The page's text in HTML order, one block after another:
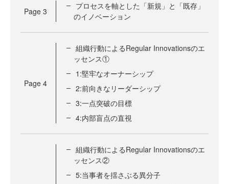
Page 3
プロセスを軸とした「新規」と「既存」
のイノベーション
Page 4
組織行動によるRegular Innovationsのエ
ッセンス①
1:堅牢なオーナーシップ
2:前向きなリーダーシップ
3:一点突破の目標
4:内部盲点の直視
組織行動によるRegular Innovationsのエ
ッセンス②
5:当事者を揺さぶる異分子